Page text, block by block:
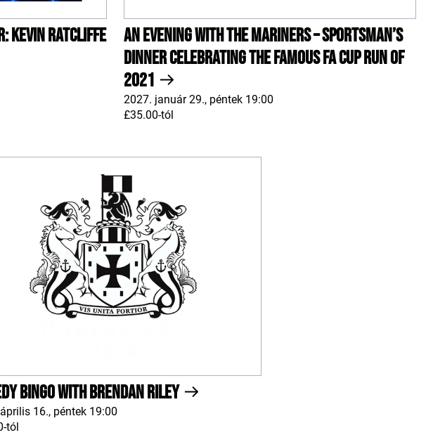
Kevin Ratcliffe
An Evening With The Mariners – Sportsman’s
Dinner celebrating the famous FA Cup run of
2021
2027. január 29., péntek 19:00
£35.00-tól
Bingo With Brendan Riley
16., péntek 19:00
tól